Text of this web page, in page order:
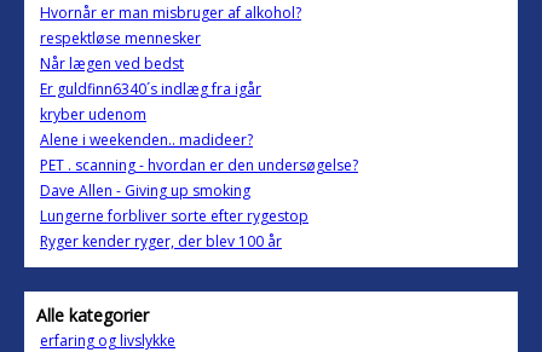
Hvornår er man misbruger af alkohol?
respektløse mennesker
Når lægen ved bedst
Er guldfinn6340´s indlæg fra igår
kryber udenom
Alene i weekenden.. madideer?
PET . scanning - hvordan er den undersøgelse?
Dave Allen - Giving up smoking
Lungerne forbliver sorte efter rygestop
Ryger kender ryger, der blev 100 år
Alle kategorier
erfaring og livslykke